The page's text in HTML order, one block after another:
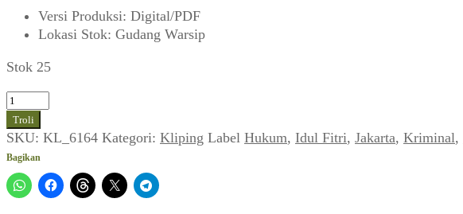
Versi Produksi: Digital/PDF
Lokasi Stok: Gudang Warsip
Stok 25
Kuantitas
Lebaran
Bersama
Narapidana
LPK
Cipinang
Troli
SKU: KL_6164 Kategori: Kliping Label Hukum, Idul Fitri, Jakarta, Kriminal,
Bagikan